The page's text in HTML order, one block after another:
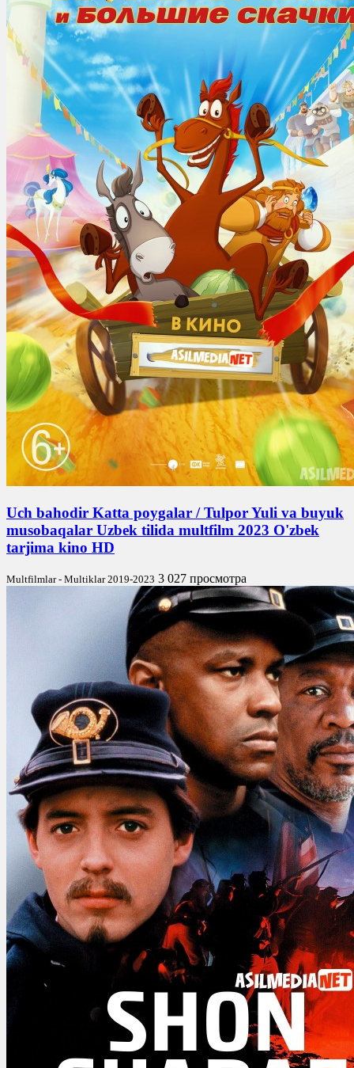
Uch bahodir Katta poygalar / Tulpor Yuli va buyuk
musobaqalar Uzbek tilida multfilm 2023 O'zbek
tarjima kino HD
Multfilmlar - Multiklar 2019-2023 3 027 просмотра